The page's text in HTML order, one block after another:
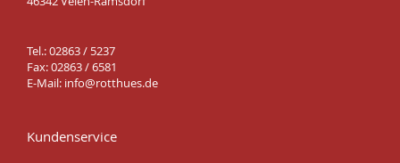
Tel.: 02863 / 5237
Fax: 02863 / 6581
E-Mail: info@rotthues.de
Kundenservice